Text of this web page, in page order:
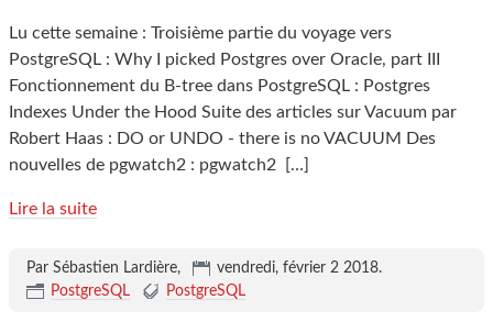
Lu cette semaine : Troisième partie du voyage vers
PostgreSQL : Why I picked Postgres over Oracle, part III
Fonctionnement du B-tree dans PostgreSQL : Postgres
Indexes Under the Hood Suite des articles sur Vacuum par
Robert Haas : DO or UNDO - there is no VACUUM Des
nouvelles de pgwatch2 : pgwatch2
[…]
Lire la suite
Par Sébastien Lardière, vendredi, février 2 2018.
PostgreSQL
PostgreSQL